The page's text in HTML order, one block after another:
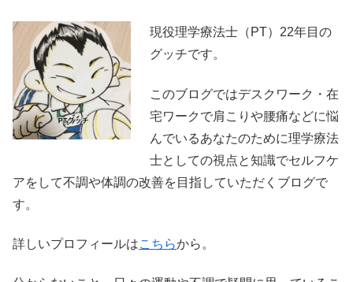
現役理学療法士（PT）22年目の
グッチです。
このブログではデスクワーク・在
宅ワークで肩こりや腰痛などに悩
んでいるあなたのために理学療法
士としての視点と知識でセルフケ
アをして不調や体調の改善を目指していただくブログで
す。
詳しいプロフィールはこちらから。